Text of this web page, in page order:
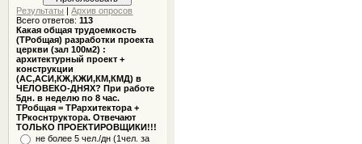
Результаты |Архив опросов
Всего ответов:113
Какая общая трудоемкость
(ТРобщая) разработки проекта
церкви (зал 100м2) :
архитектурный проект +
конструкции
(АС,АСИ,КЖ,КЖИ,КМ,КМД) в
ЧЕЛОВЕКО-ДНЯХ? При работе
5дн. в неделю по 8 час.
ТРобщая = ТРархитектора +
ТРкоснтруктора. Отвечают
ТОЛЬКО ПРОЕКТИРОВЩИКИ!!!
не более 5 чел./дн (1чел. за